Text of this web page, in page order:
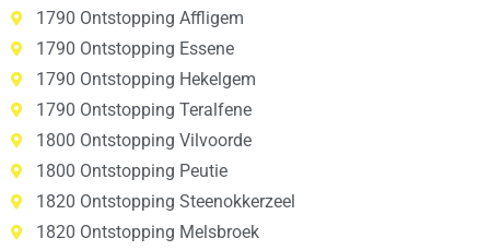
1790 Ontstopping Affligem
1790 Ontstopping Essene
1790 Ontstopping Hekelgem
1790 Ontstopping Teralfene
1800 Ontstopping Vilvoorde
1800 Ontstopping Peutie
1820 Ontstopping Steenokkerzeel
1820 Ontstopping Melsbroek